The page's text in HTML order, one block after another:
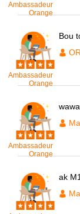
Ambassadeur
Orange
Ambassadeur
Orange
Bou
Ambassadeur
Orange
ak